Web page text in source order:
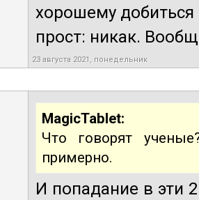
хорошему добиться
прост: никак.
23 августа 2021, понедельник
MagicTablet:
Что говорят
примерно.
И попадание в эти